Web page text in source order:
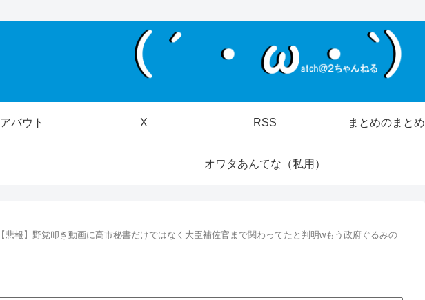
アバウト X RSS まとめのまとめ
オワタあんてな（私用）
【悲報】野党叩き動画に高市秘書だけではなく大臣補佐官まで関わってたと判明wもう政府ぐるみの